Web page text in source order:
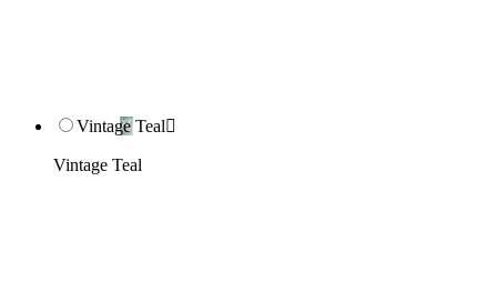
Vintage Teal
Vintage Teal